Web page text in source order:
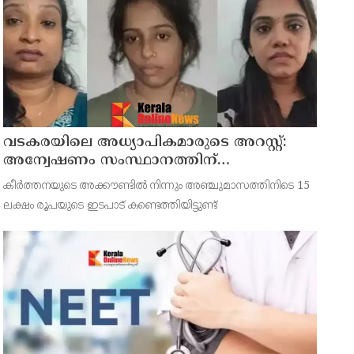
വടകരയിലെ അധ്യാപികമാരുടെ അറസ്റ്റ്:
അന്വേഷണം സംസ്ഥാനത്തിന്
പുറത്തേയ്ക്ക്
കീര്‍ത്തനയുടെ അക്കൗണ്ടില്‍ നിന്നും അഞ്ചുമാസത്തിനിടെ 15
ലക്ഷം രൂപയുടെ ഇടപാട് കണ്ടെത്തിയിട്ടുണ്ട്